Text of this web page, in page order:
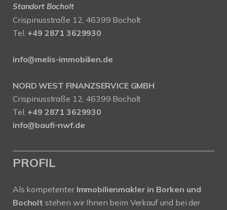
Standort Bocholt
Crispinusstraße 12, 46399 Bocholt
Tel. +49 2871 3629930
info@melis-immobilien.de
NORD WEST FINANZSERVICE GMBH
Crispinusstraße 12, 46399 Bocholt
Tel. +49 2871 3629930
info@baufi-nwf.de
PROFIL
Als kompetenter Immobilienmakler in Borken und
Bocholt stehen wir Ihnen beim Verkauf und bei der